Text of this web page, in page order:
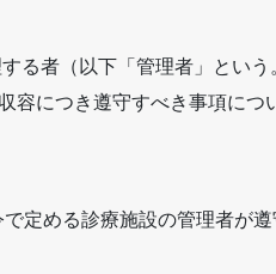
る者（以下「管理者」とい
容につき遵守すべき事項につ
定める診療施設の管理者が